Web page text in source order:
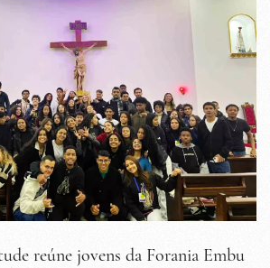
reúne jovens da Forania Embu